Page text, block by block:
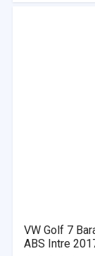
VW Golf 7
ABS Intre